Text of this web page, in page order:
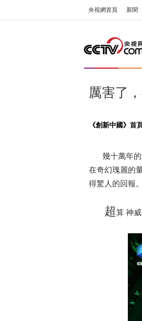
央視網首頁 新聞
厲害了
《創新中國》首
幾十萬年的
在奇幻瑰麗的
得驚人的回報
超算 神